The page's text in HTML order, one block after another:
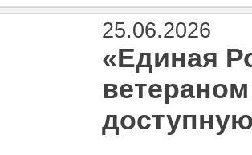
25.06.2026
«Единая